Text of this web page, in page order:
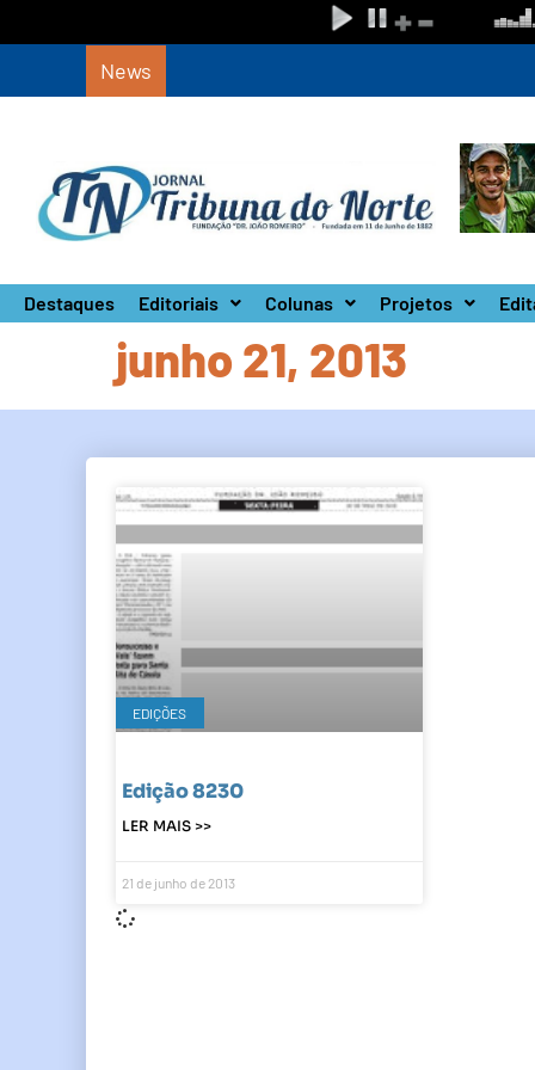
News Defesa Civil de SP monta Gabinete
Destaques Editoriais Colunas Projetos
junho 21, 2013
EDIÇÕES
Edição 8230
LER MAIS >>
21 de junho de 2013